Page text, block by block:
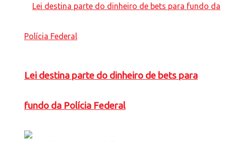
Lei destina parte do dinheiro de bets para
fundo da Polícia Federal